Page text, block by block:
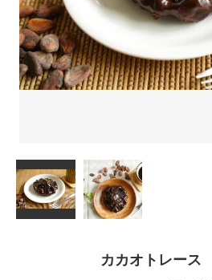
カカオトレー